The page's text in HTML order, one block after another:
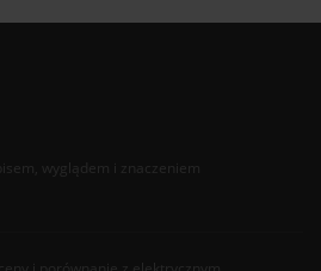
wyglądem i znaczeniem